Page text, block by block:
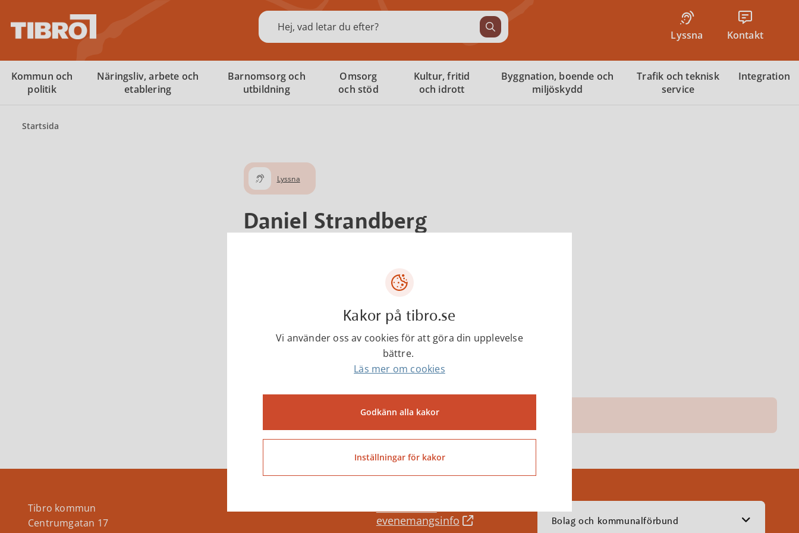
Sök
Lyssna Kontakt
Kommun och
politik
Näringsliv, arbete och
etablering
Barnomsorg och
utbildning
Omsorg
och stöd
Kultur, fritid
och idrott
Byggnation, boende och
miljöskydd
Trafik och teknisk
service
Integration
Startsida
Lyssna
Daniel Strandberg
daniel.strandberg@tibro.se
17 juni 2026
Tibro kommun
Centrumgatan 17
evenemangsinfo
Bolag och kommunalförbund
Kakor på tibro.se
Vi använder oss av cookies för att göra din upplevelse
bättre.
Läs mer om cookies
Godkänn alla kakor
Inställningar för kakor